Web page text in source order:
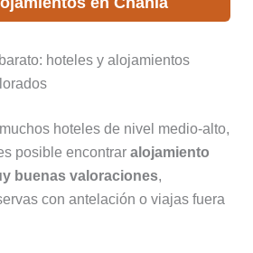
hoteles y alojamientos
hoteles de nivel medio-alto,
posible encontrar alojamiento
buenas valoraciones,
con antelación o viajas fuera